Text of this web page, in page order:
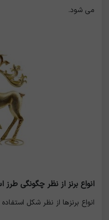
می شود.
انواع برنز از نظر چگونگی طرز
انواع برنزها از نظر شکل